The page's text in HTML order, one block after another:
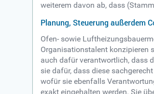
weiterem davon ab, dass
Planung, Steuerung außerdem
Ofen- sowie
Organisationstalent konzipieren
auch dafür verantwortlich, dass
sie dafür, dass diese
wofür sie ebenfalls
exakt eingehalten werden. Sie